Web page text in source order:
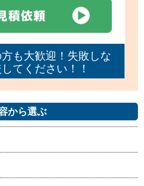
も大歓迎！失敗しな
てください！！
から選ぶ